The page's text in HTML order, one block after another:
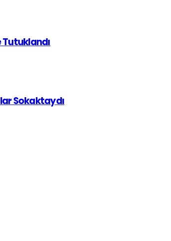
Sokaktaydı